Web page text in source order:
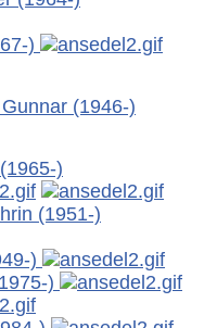
)
(1946-)
(1965-)
(1951-)
)
)